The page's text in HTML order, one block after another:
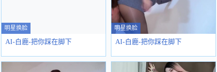
明星换脸
AI-白鹿-把你踩在脚下
明星换脸
AI-白鹿-把你踩在脚下